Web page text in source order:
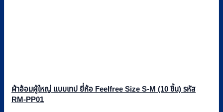
ผ้าอ้อมผู้ใหญ่ แบบเทป ยี่ห้อ Feelfree Size S-M (10 ชิ้น) รหัส
RM-PP01